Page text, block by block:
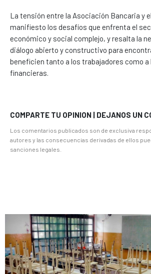
La tensión entre la Asociación Bancaria y
manifiesto los desafíos que enfrenta el
económico y social complejo, y resalta la
diálogo abierto y constructivo para
beneficien tanto a los trabajadores como
financieras.
COMPARTE TU OPINION | DEJANOS UN
Los comentarios publicados son de exclusiva
autores y las consecuencias derivadas de ellos
sanciones legales.